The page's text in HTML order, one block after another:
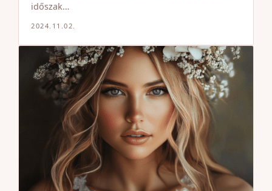
időszak…
2024.11.02.